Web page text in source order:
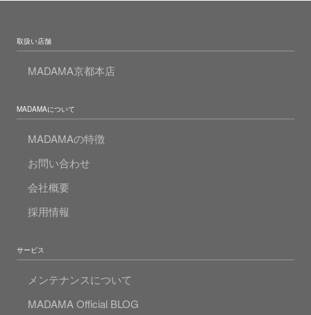
取扱い店舗
MADAMA京都本店
MADAMAについて
MADAMAの特徴
お問い合わせ
会社概要
採用情報
サービス
メンテナンスについて
MADAMA Official BLOG